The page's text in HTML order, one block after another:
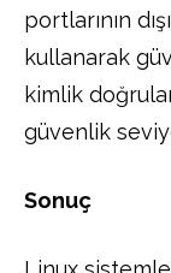
portlarının
kullanarak
kimlik
güvenlik
Sonuç